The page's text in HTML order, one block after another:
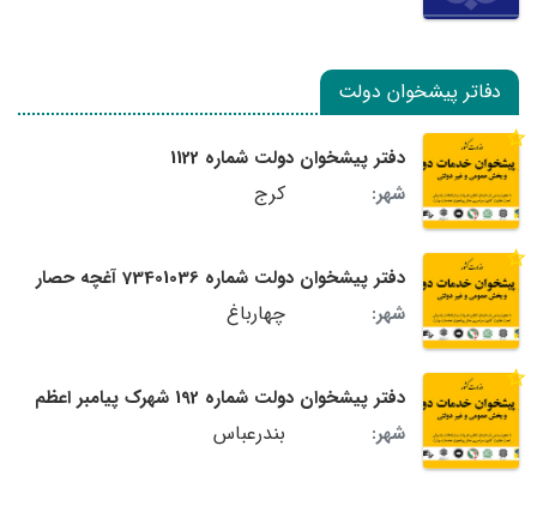
دفاتر پیشخوان دولت
دفتر پیشخوان دولت شماره 1122
شهر:
کرج
دفتر پیشخوان دولت شماره 73401036 آغچه حصار
شهر:
چهارباغ
دفتر پیشخوان دولت شماره 192 شهرک پیامبر اعظم
شهر:
بندرعباس